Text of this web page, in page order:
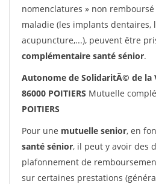
nomenclatures » non
maladie (les implants dentaires,
acupuncture,...), peuvent être
complémentaire santé sénior.
Autonome de SolidaritÃ© de la
86000 POITIERS Mutuelle
POITIERS
Pour une mutuelle senior, en
santé sénior, il peut y avoir des
plafonnement de
sur certaines prestations